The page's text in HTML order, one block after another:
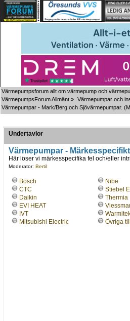
Värmepumpsforum allt om värmepump och
VärmepumpsForum Allmänt » Värmepumpar och
Värmepumpar - Mark/Berg och Sjövärmepumpar.
Undertavlor
Värmepumpar - Märkesspecifikt
Här löser vi märkesspecifika fel och/eller
Moderator: Bertil
Bosch
CTC
Daikin
EVI HEAT
IVT
Mitsubishi Electric
Nibe
Stiebel
Thermia
Övriga